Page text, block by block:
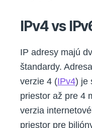
IPv4 vs
IP adresy majú
štandardy.
verzie 4 (IPv4) je
priestor až pre 4
verzia
priestor pre